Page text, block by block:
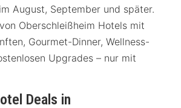
August, September und später.
Oberschleißheim Hotels mit
Gourmet-Dinner, Wellness-
Upgrades – nur mit
Deals in